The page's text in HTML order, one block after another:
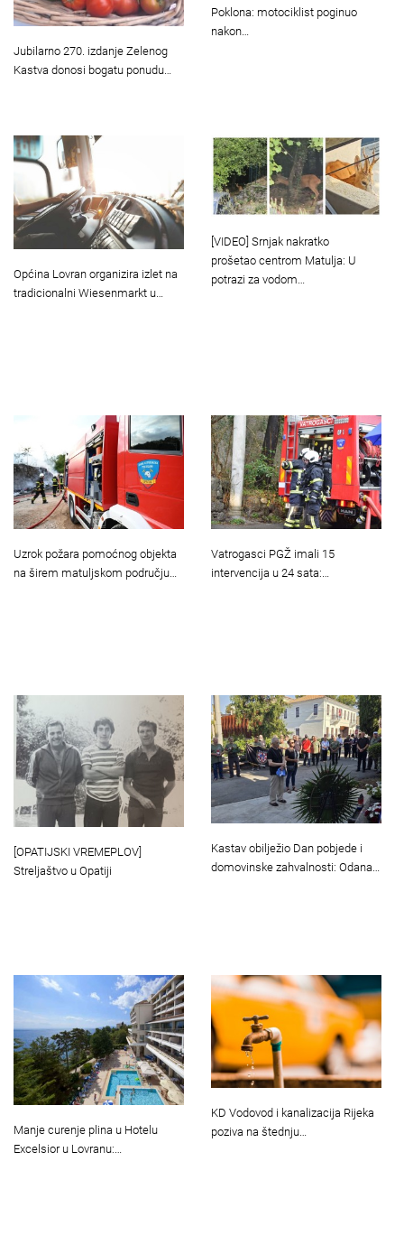
Jubilarno 270. izdanje Zelenog
Kastva donosi bogatu ponudu…
Poklona: motociklist poginuo
nakon…
Općina Lovran organizira izlet na
tradicionalni Wiesenmarkt u…
[VIDEO] Srnjak nakratko
prošetao centrom Matulja: U
potrazi za vodom…
Uzrok požara pomoćnog objekta
na širem matuljskom području…
Vatrogasci PGŽ imali 15
intervencija u 24 sata:…
[OPATIJSKI VREMEPLOV]
Streljaštvo u Opatiji
Kastav obilježio Dan pobjede i
domovinske zahvalnosti: Odana…
Manje curenje plina u Hotelu
Excelsior u Lovranu:…
KD Vodovod i kanalizacija Rijeka
poziva na štednju…